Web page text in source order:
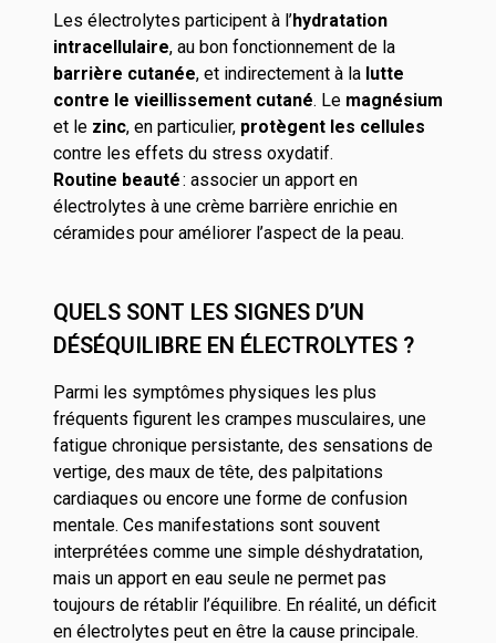
Les électrolytes participent à l’hydratation
intracellulaire, au bon fonctionnement de la
barrière cutanée, et indirectement à la lutte
contre le vieillissement cutané. Le magnésium
et le zinc, en particulier, protègent les cellules
contre les effets du stress oxydatif.
Routine beauté: associer un apport en
électrolytes à une crème barrière enrichie en
céramides pour améliorer l’aspect de la peau.
QUELS SONT LES SIGNES D’UN
DÉSÉQUILIBRE EN ÉLECTROLYTES ?
Parmi les symptômes physiques les plus
fréquents figurent les crampes musculaires, une
fatigue chronique persistante, des sensations de
vertige, des maux de tête, des palpitations
cardiaques ou encore une forme de confusion
mentale. Ces manifestations sont souvent
interprétées comme une simple déshydratation,
mais un apport en eau seule ne permet pas
toujours de rétablir l’équilibre. En réalité, un déficit
en électrolytes peut en être la cause principale.